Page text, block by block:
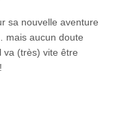
sa nouvelle aventure
mais aucun doute
va (très) vite être